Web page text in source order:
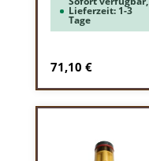
Lieferzeit: 1-3
Tage
Regulärer Preis:
71,10 €